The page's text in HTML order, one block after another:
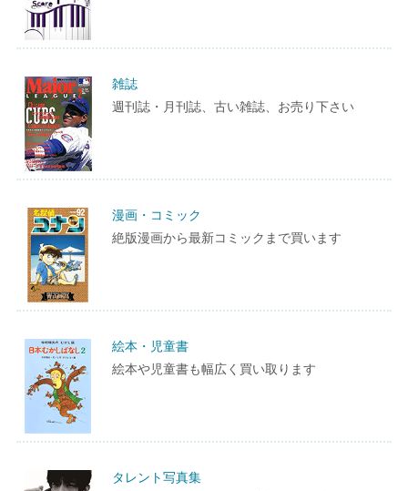
雑誌
週刊誌・月刊誌、古い雑誌、お売り下さい
漫画・コミック
絶版漫画から最新コミックまで買います
絵本・児童書
絵本や児童書も幅広く買い取ります
タレント写真集